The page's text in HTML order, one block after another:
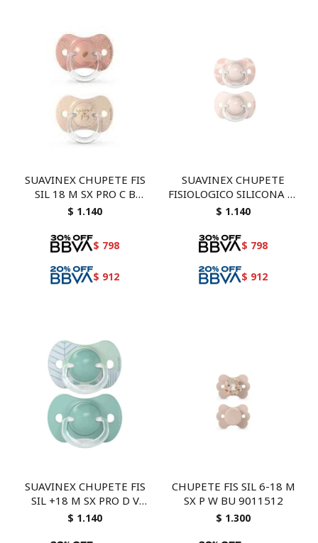
SUAVINEX CHUPETE FIS
SIL 18 M SX PRO C B
74933
$ 1.140
$ 798
$ 912
SUAVINEX CHUPETE
FISIOLOGICO SILICONA 0-
6 M SX PRO ROSA 82785
$ 1.140
$ 798
$ 912
SUAVINEX CHUPETE FIS
SIL +18 M SX PRO D V
83072
$ 1.140
CHUPETE FIS SIL 6-18 M
SX P W BU 9011512
$ 1.300